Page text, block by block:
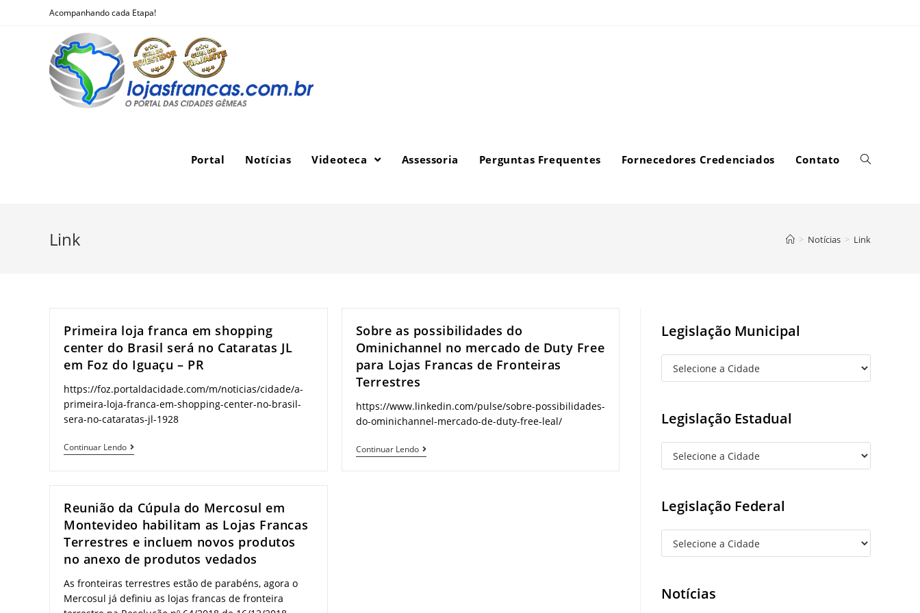
Acompanhando cada Etapa!
Portal Notícias Videoteca Assessoria Perguntas Frequentes Fornecedores Credenciados Contato
Link > Notícias > Link
Primeira loja franca em shopping
center do Brasil será no Cataratas JL
em Foz do Iguaçu – PR
https://foz.portaldacidade.com/m/noticias/cidade/a-
primeira-loja-franca-em-shopping-center-no-brasil-
sera-no-cataratas-jl-1928
Continuar Lendo Primeira
shopping
center
do
Brasil
será
no
Sobre as possibilidades do
Ominichannel no mercado de Duty Free
para Lojas Francas de Fronteiras
Terrestres
https://www.linkedin.com/pulse/sobre-possibilidades-
do-ominichannel-mercado-de-duty-free-leal/
Continuar Lendo Sobre
Reunião da Cúpula do Mercosul em
Montevideo habilitam as Lojas Francas
Terrestres e incluem novos produtos
no anexo de produtos vedados
As fronteiras terrestres estão de parabéns, agora o
Mercosul já definiu as lojas francas de fronteira
Legislação Municipal
Legislação Estadual
Legislação Federal
Notícias